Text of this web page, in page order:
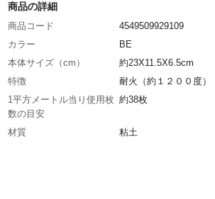
商品の詳細
商品コード
4549509929109
カラー
BE
本体サイズ（cm）
約23X11.5X6.5cm
特徴
耐火（約１２００度）
1平方メートル当り使用枚
数の目安
約38枚
材質
粘土